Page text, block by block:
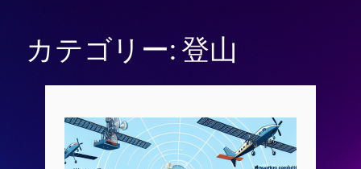
カテゴリー:登山